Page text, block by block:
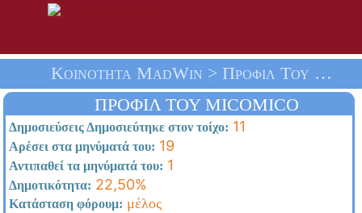
Κοινότητα MadWin > Προφίλ Του Micomico > Αρχική Σελίδα
ΠΡΟΦΊΛ ΤΟΥ MICOMICO
Δημοσιεύσεις Δημοσιεύτηκε στον τοίχο: 11
Αρέσει στα μηνύματά του: 19
Αντιπαθεί τα μηνύματά του: 1
Δημοτικότητα: 22,50%
Κατάσταση φόρουμ: μέλος